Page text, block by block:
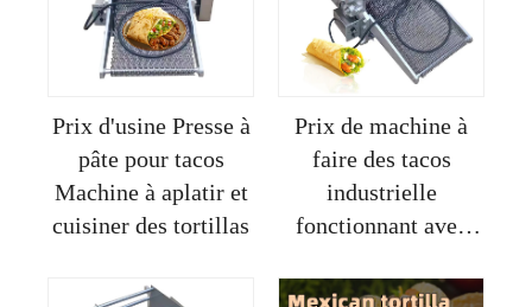
Prix d'usine Presse à
pâte pour tacos
Machine à aplatir et
cuisiner des tortillas
Prix de machine à
faire des tacos
industrielle
fonctionnant avec
fabriquer des